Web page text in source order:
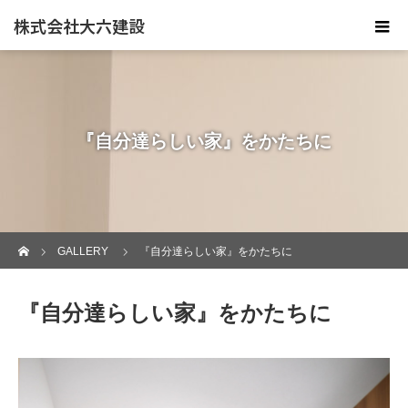
株式会社大六建設
『自分達らしい家』をかたちに
GALLERY
『自分達らしい家』をかたちに
『自分達らしい家』をかたちに